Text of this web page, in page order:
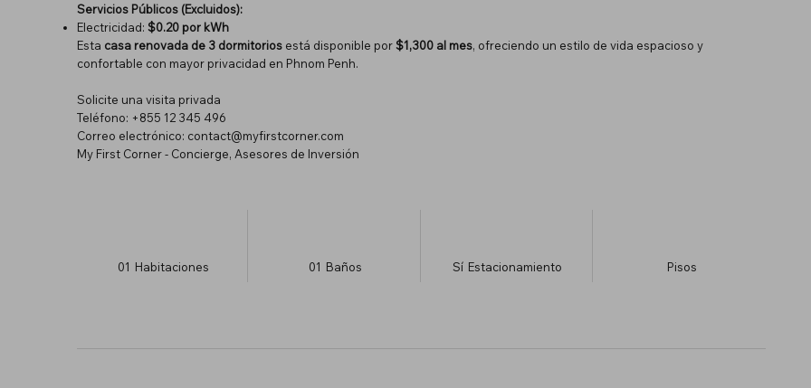
Servicios Públicos (Excluidos):
Electricidad: $0.20 por kWh
Esta casa renovada de 3 dormitoriosestá disponible por $1,300 al mes, ofreciendo un estilo de vida espacioso y
confortable con mayor privacidad en Phnom Penh.
Solicite una visita privada
Teléfono: +855 12 345 496
Correo electrónico: contact@myfirstcorner.com
My First Corner - Concierge, Asesores de Inversión
01 Habitaciones 01 Baños Sí Estacionamiento ​Pisos